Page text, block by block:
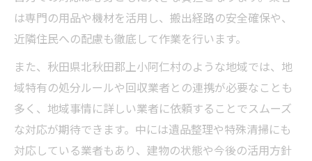
は専門の用品や機材を活用し、搬出経路の安全確保や、
近隣住民への配慮も徹底して作業を行います。
また、秋田県北秋田郡上小阿仁村のような地域では、地
域特有の処分ルールや回収業者との連携が必要なことも
多く、地域事情に詳しい業者に依頼することでスムーズ
な対応が期待できます。中には遺品整理や特殊清掃にも
対応している業者もあり、建物の状態や今後の活用方針